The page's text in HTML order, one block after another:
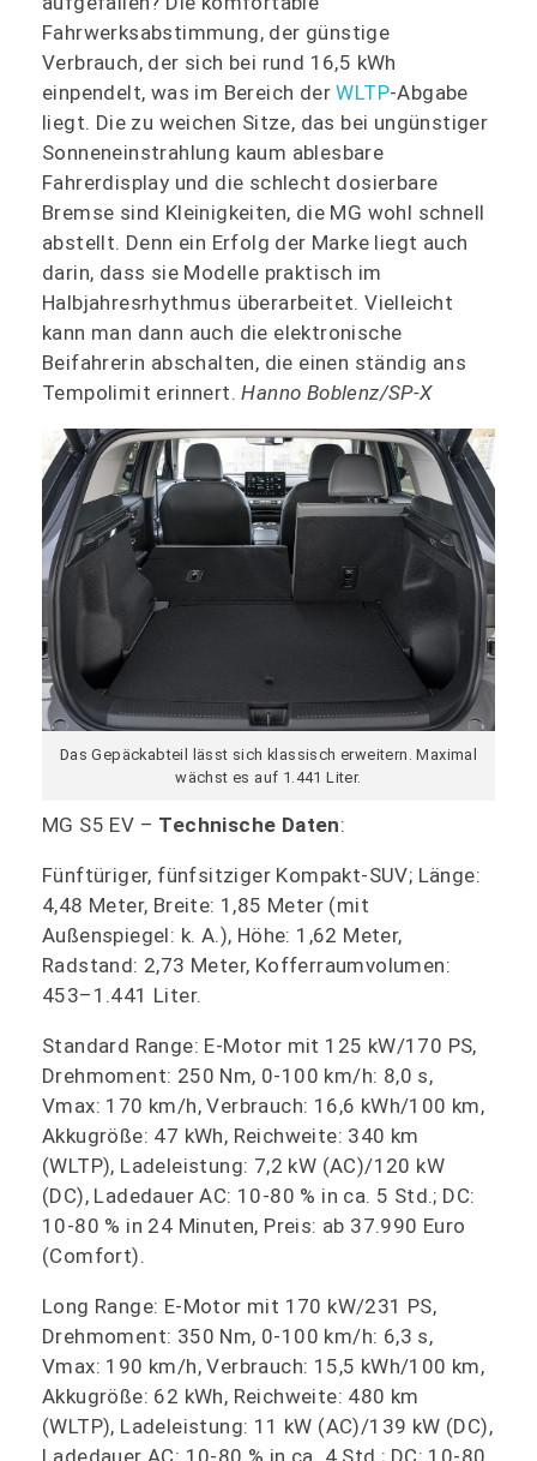
Fahrwerksabstimmung, der günstige
Verbrauch, der sich bei rund 16,5 kWh
einpendelt, was im Bereich der WLTP-Abgabe
liegt. Die zu weichen Sitze, das bei ungünstiger
Sonneneinstrahlung kaum ablesbare
Fahrerdisplay und die schlecht dosierbare
Bremse sind Kleinigkeiten, die MG wohl schnell
abstellt. Denn ein Erfolg der Marke liegt auch
darin, dass sie Modelle praktisch im
Halbjahresrhythmus überarbeitet. Vielleicht
kann man dann auch die elektronische
Beifahrerin abschalten, die einen ständig ans
Tempolimit erinnert.Hanno Boblenz/SP-X
Das Gepäckabteil lässt sich klassisch erweitern. Maximal
wächst es auf 1.441 Liter.
MG S5 EV – Technische Daten:
Fünftüriger, fünfsitziger Kompakt-SUV; Länge:
4,48 Meter, Breite: 1,85 Meter (mit
Außenspiegel: k. A.), Höhe: 1,62 Meter,
Radstand: 2,73 Meter, Kofferraumvolumen:
453–1.441 Liter.
Standard Range: E-Motor mit 125 kW/170 PS,
Drehmoment: 250 Nm, 0-100 km/h: 8,0 s,
Vmax: 170 km/h, Verbrauch: 16,6 kWh/100 km,
Akkugröße: 47 kWh, Reichweite: 340 km
(WLTP), Ladeleistung: 7,2 kW (AC)/120 kW
(DC), Ladedauer AC: 10-80 % in ca. 5 Std.; DC:
10-80 % in 24 Minuten, Preis: ab 37.990 Euro
(Comfort).
Long Range: E-Motor mit 170 kW/231 PS,
Drehmoment: 350 Nm, 0-100 km/h: 6,3 s,
Vmax: 190 km/h, Verbrauch: 15,5 kWh/100 km,
Akkugröße: 62 kWh, Reichweite: 480 km
(WLTP), Ladeleistung: 11 kW (AC)/139 kW (DC),